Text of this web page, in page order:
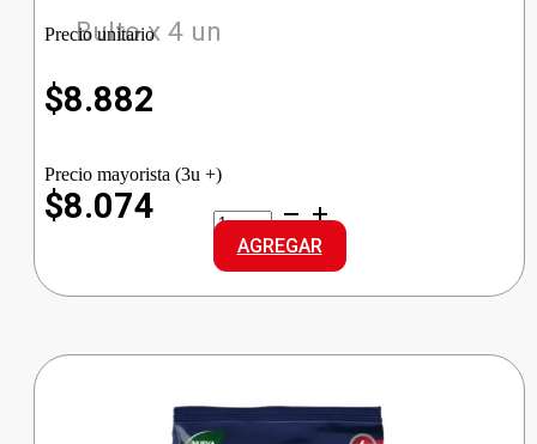
Bulto x 4 un
Precio unitario
$8.882
Precio mayorista (3u +)
$8.074
QUERUBIN
D/LIQUIDO
DOY
PACK
cantidad
AGREGAR